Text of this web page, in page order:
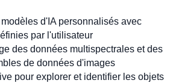
d'IA personnalisés avec
par l'utilisateur
des données multispectrales et des
de données d'images
pour explorer et identifier les objets